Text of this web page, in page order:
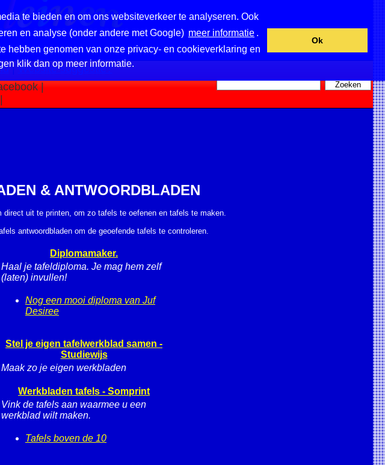
te bieden en om ons websiteverkeer te analyseren. Ook
en analyse (onder andere met Google) meer informatie .
hebben genomen van onze privacy- en cookieverklaring en
klik dan op meer informatie.
Ok
|Website suggestie?
|
& ANTWOORDBLADEN
uit te printen, om zo tafels te oefenen en tafels te maken.
antwoordbladen om de geoefende tafels te controleren.
Diplomamaker.
Haal je tafeldiploma. Je mag hem zelf
(laten) invullen!
Nog een mooi diploma van Juf
Desiree
Stel je eigen tafelwerkblad samen -
Studiewijs
Maak zo je eigen werkbladen
Werkbladen tafels - Somprint
Vink de tafels aan waarmee u een
werkblad wilt maken.
Tafels boven de 10